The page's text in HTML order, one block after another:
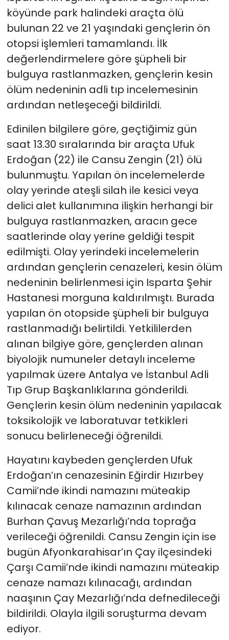
köyünde park halindeki araçta ölü
bulunan 22 ve 21 yaşındaki gençlerin ön
otopsi işlemleri tamamlandı. İlk
değerlendirmelere göre şüpheli bir
bulguya rastlanmazken, gençlerin kesin
ölüm nedeninin adli tıp incelemesinin
ardından netleşeceği bildirildi.
Edinilen bilgilere göre, geçtiğimiz gün
saat 13.30 sıralarında bir araçta Ufuk
Erdoğan (22) ile Cansu Zengin (21) ölü
bulunmuştu. Yapılan ön incelemelerde
olay yerinde ateşli silah ile kesici veya
delici alet kullanımına ilişkin herhangi bir
bulguya rastlanmazken, aracın gece
saatlerinde olay yerine geldiği tespit
edilmişti. Olay yerindeki incelemelerin
ardından gençlerin cenazeleri, kesin ölüm
nedeninin belirlenmesi için Isparta Şehir
Hastanesi morguna kaldırılmıştı. Burada
yapılan ön otopside şüpheli bir bulguya
rastlanmadığı belirtildi. Yetkililerden
alınan bilgiye göre, gençlerden alınan
biyolojik numuneler detaylı inceleme
yapılmak üzere Antalya ve İstanbul Adli
Tıp Grup Başkanlıklarına gönderildi.
Gençlerin kesin ölüm nedeninin yapılacak
toksikolojik ve laboratuvar tetkikleri
sonucu belirleneceği öğrenildi.
Hayatını kaybeden gençlerden Ufuk
Erdoğan’ın cenazesinin Eğirdir Hızırbey
Camii’nde ikindi namazını müteakip
kılınacak cenaze namazının ardından
Burhan Çavuş Mezarlığı’nda toprağa
verileceği öğrenildi. Cansu Zengin için ise
bugün Afyonkarahisar’ın Çay ilçesindeki
Çarşı Camii’nde ikindi namazını müteakip
cenaze namazı kılınacağı, ardından
naaşının Çay Mezarlığı’nda defnedileceği
bildirildi. Olayla ilgili soruşturma devam
ediyor.